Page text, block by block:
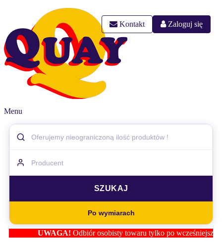
Kontakt Zaloguj się
Menu
Po wymiarach
UWAGA!Odbiór osobisty towaru tylko po wcześniejszym